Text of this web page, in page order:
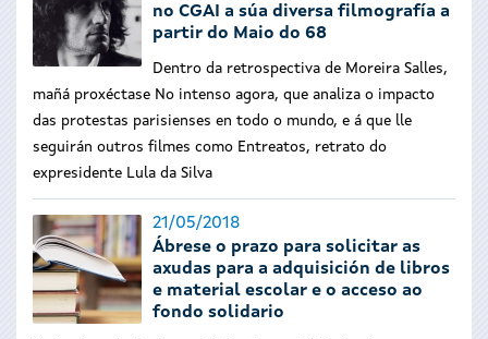
no CGAI a súa diversa filmografía a
partir do Maio do 68
Dentro da retrospectiva de Moreira Salles,
mañá proxéctase No intenso agora, que analiza o impacto
das protestas parisienses en todo o mundo, e á que lle
seguirán outros filmes como Entreatos, retrato do
expresidente Lula da Silva
21/05/2018
Ábrese o prazo para solicitar as
axudas para a adquisición de libros
e material escolar e o acceso ao
fondo solidario